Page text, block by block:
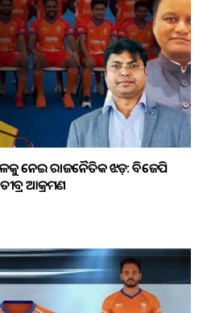
ନେଇ ରାଜନୈତିକ ଝଡ଼: ବିଜେପି
ଆକ୍ରମଣ